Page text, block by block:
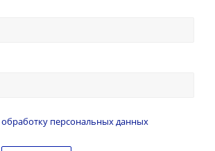
обработку персональных данных